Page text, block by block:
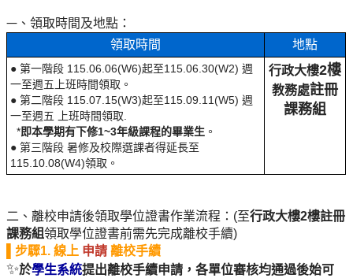
一 、領取時間及地點：
領取時間
地點
● 第一階段 115.06.06(W6)起至115.06.30(W2) 週
一至週五上班時間領取。
● 第二階段 115.07.15(W3)起至115.09.11(W5) 週
一至週五 上班時間領取.
*即本學期有下修1~3年級課程的畢業生 。
● 第三階段 暑修及校際選課者得延長至
115.10.08(W4)領取。
行政大樓2樓
教務處註冊
課務組
二、離校申請後領取學位證書作業流程：(至行政大樓2樓註冊
課務組領取學位證書前需先完成離校手續)
▌步驟1. 線上 申請 離校手續
✨於學生系統提出離校手續申請，各單位審核均通過後始可